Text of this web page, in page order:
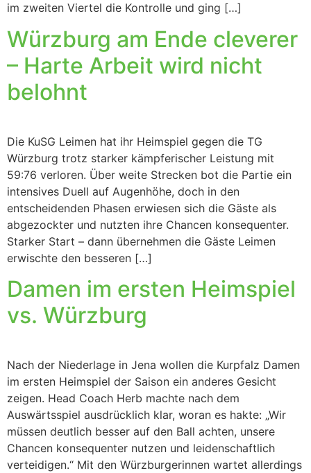
im zweiten Viertel die Kontrolle und ging […]
Würzburg am Ende cleverer
– Harte Arbeit wird nicht
belohnt
Die KuSG Leimen hat ihr Heimspiel gegen die TG
Würzburg trotz starker kämpferischer Leistung mit
59:76 verloren. Über weite Strecken bot die Partie ein
intensives Duell auf Augenhöhe, doch in den
entscheidenden Phasen erwiesen sich die Gäste als
abgezockter und nutzten ihre Chancen konsequenter.
Starker Start – dann übernehmen die Gäste Leimen
erwischte den besseren […]
Damen im ersten Heimspiel
vs. Würzburg
Nach der Niederlage in Jena wollen die Kurpfalz Damen
im ersten Heimspiel der Saison ein anderes Gesicht
zeigen. Head Coach Herb machte nach dem
Auswärtsspiel ausdrücklich klar, woran es hakte: „Wir
müssen deutlich besser auf den Ball achten, unsere
Chancen konsequenter nutzen und leidenschaftlich
verteidigen.“ Mit den Würzburgerinnen wartet allerdings